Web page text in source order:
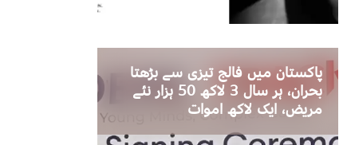
پاکستان میں فالج تیزی سے بڑھتا
بحران، ہر سال 3 لاکھ 50 ہزار نئے
مریض، ایک لاکھ اموات